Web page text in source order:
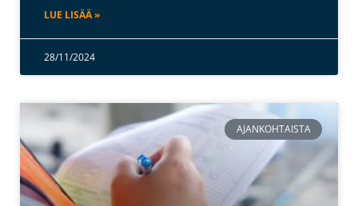
LUE LISÄÄ »
28/11/2024
AJANKOHTAISTA